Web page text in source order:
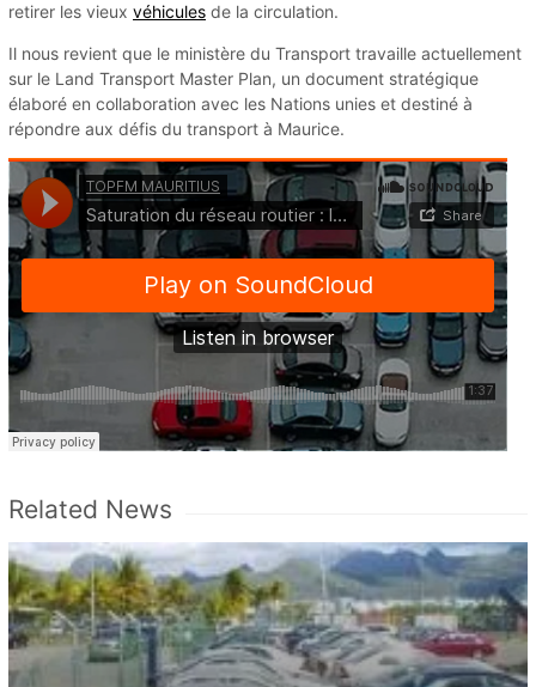
retirer les vieux véhicules de la circulation.
Il nous revient que le ministère du Transport travaille actuellement
sur le Land Transport Master Plan, un document stratégique
élaboré en collaboration avec les Nations unies et destiné à
répondre aux défis du transport à Maurice.
Related News